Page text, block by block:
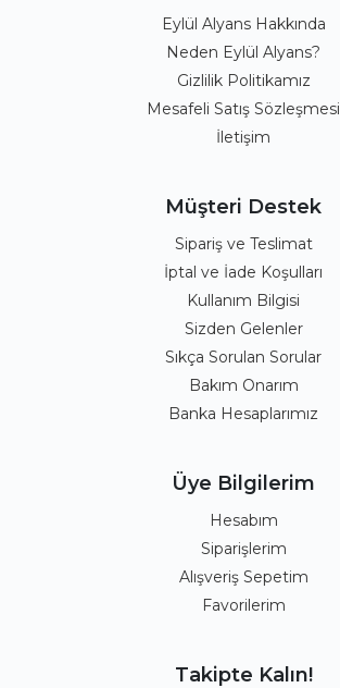
Eylül Alyans Hakkında
Neden Eylül Alyans?
Gizlilik Politikamız
Mesafeli Satış Sözleşmesi
İletişim
Müşteri Destek
Sipariş ve Teslimat
İptal ve İade Koşulları
Kullanım Bilgisi
Sizden Gelenler
Sıkça Sorulan Sorular
Bakım Onarım
Banka Hesaplarımız
Üye Bilgilerim
Hesabım
Siparişlerim
Alışveriş Sepetim
Favorilerim
Takipte Kalın!